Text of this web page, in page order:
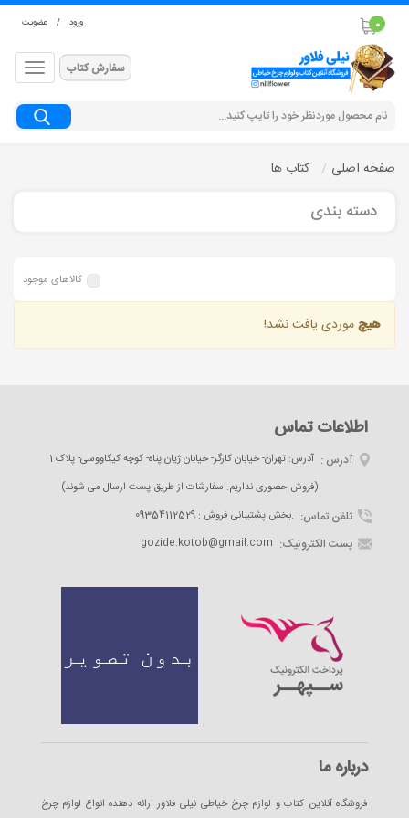
ورود / عضویت 0
سفارش کتاب
جستجو
صفحه اصلی کتاب ها
دسته بندی
کالاهای موجود
هیچموردی یافت نشد!
اطلاعات تماس
آدرس :
آدرس: تهران- خیابان کارگر- خیابان ژیان پناه- کوچه کیکاووسی- پلاک 1
(فروش حضوری نداریم. سفارشات از طریق پست ارسال می شوند)
تلفن تماس: 09354112529 : بخش پشتیبانی فروش.
پست الکترونیک: gozide.kotob@gmail.com
درباره ما
فروشگاه آنلاین کتاب و لوازم چرخ خیاطی نیلی فلاور ارائه دهنده انواع لوازم چرخ